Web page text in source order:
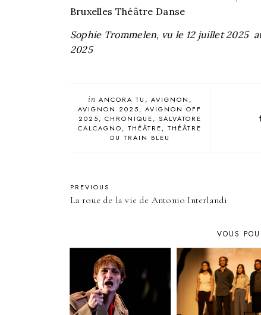
Bruxelles Théâtre Danse
Sophie Trommelen, vu le 12 juillet 2025
2025
in ANCORA TU
AVIGNON
AVIGNON 2025
AVIGNON OFF
2025
CHRONIQUE
SALVATORE
CALCAGNO
THÉÂTRE
THÉÂTRE
DU TRAIN BLEU
PREVIOUS
La roue de la vie de Antonio Interlandi
VOUS